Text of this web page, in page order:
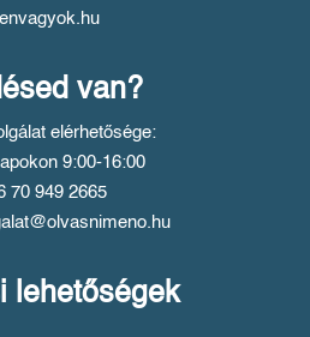
van?
elérhetősége:
9:00-16:00
70 949 2665
lehetőségek